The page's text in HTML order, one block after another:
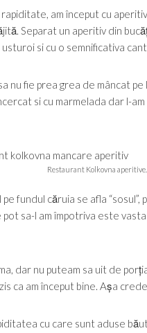
am început cu
Separat un aperitiv din
si cu o semnificativa
nu fie prea grea de mâncat
si cu marmelada dar l-
Restaurant Kolkovna aperitive.
fundul căruia se afla “sosul”,
sa-l am împotriva este
dar nu puteam sa uit de
ca am început bine. Așa
cu care sunt aduse